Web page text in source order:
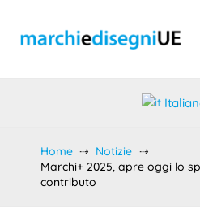
contenuto
Home
Notizie
Marchi+ 2025, apre oggi lo
contributo